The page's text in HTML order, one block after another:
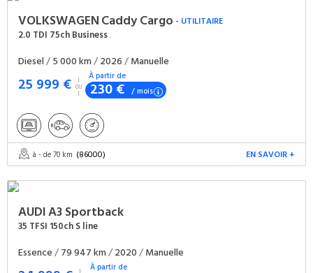
VOLKSWAGENCaddy Cargo - UTILITAIRE
2.0 TDI 75ch Business
Diesel/5 000 km/2026/Manuelle
25 999 € À partir de
230 € / mois
à - de 70 km (86000) EN SAVOIR +
AUDIA3 Sportback
35 TFSI 150ch S line
Essence/79 947 km/2020/Manuelle
À partir de